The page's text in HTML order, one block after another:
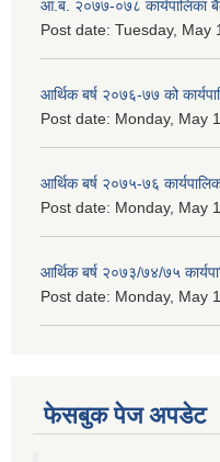
आ.ब. २०७७-०७८ कार्यपालिका
Post date: Tuesday, May
आर्थिक बर्ष २०७६-७७ को
Post date: Monday, May
आर्थिक बर्ष २०७५-७६
Post date: Monday, May
आर्थिक बर्ष २०७३/७४/७५
Post date: Monday, May
फेसबुक पेज अपडेट